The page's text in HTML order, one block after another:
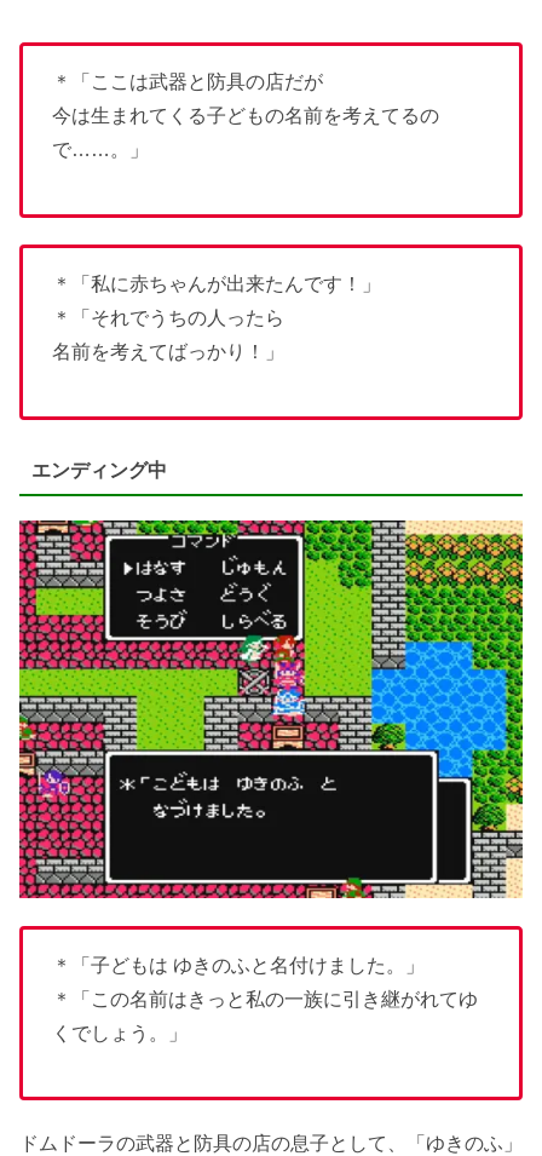
＊「ここは武器と防具の店だが
今は生まれてくる子どもの名前を考えてるの
で……。」
＊「私に赤ちゃんが出来たんです！」
＊「それでうちの人ったら
名前を考えてばっかり！」
エンディング中
＊「子どもは ゆきのふと名付けました。」
＊「この名前はきっと私の一族に引き継がれてゆ
くでしょう。」
ドムドーラの武器と防具の店の息子として、「ゆきのふ」